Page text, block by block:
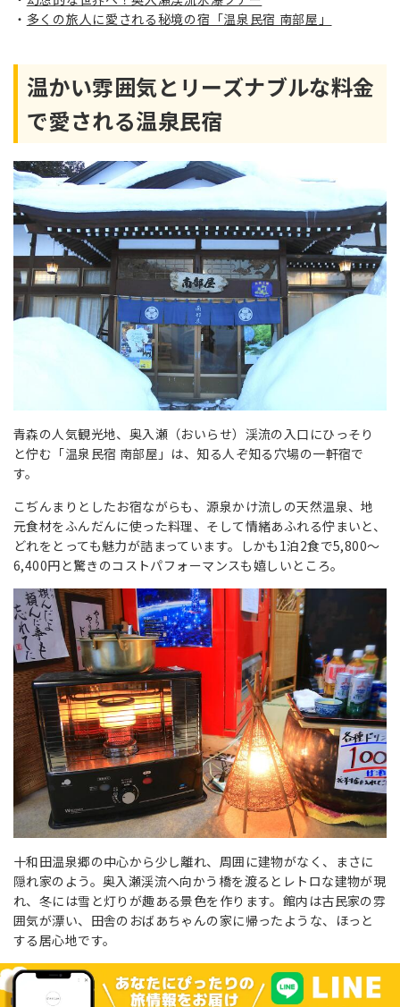
多くの旅人に愛される秘境の宿「温泉民宿 南部屋」
温かい雰囲気とリーズナブルな料金
で愛される温泉民宿
青森の人気観光地、奥入瀬（おいらせ）渓流の入口にひっそり
と佇む「温泉民宿 南部屋」は、知る人ぞ知る穴場の一軒宿で
す。
こぢんまりとしたお宿ながらも、源泉かけ流しの天然温泉、地
元食材をふんだんに使った料理、そして情緒あふれる佇まいと、
どれをとっても魅力が詰まっています。しかも1泊2食で5,800〜
6,400円と驚きのコストパフォーマンスも嬉しいところ。
十和田温泉郷の中心から少し離れ、周囲に建物がなく、まさに
隠れ家のよう。奥入瀬渓流へ向かう橋を渡るとレトロな建物が現
れ、冬には雪と灯りが趣ある景色を作ります。館内は古民家の雰
囲気が漂い、田舎のおばあちゃんの家に帰ったような、ほっと
する居心地です。